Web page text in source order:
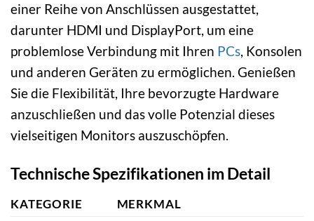
einer Reihe von Anschlüssen ausgestattet,
darunter HDMI und DisplayPort, um eine
problemlose Verbindung mit Ihren PCs, Konsolen
und anderen Geräten zu ermöglichen. Genießen
Sie die Flexibilität, Ihre bevorzugte Hardware
anzuschließen und das volle Potenzial dieses
vielseitigen Monitors auszuschöpfen.
Technische Spezifikationen im Detail
KATEGORIE
MERKMAL